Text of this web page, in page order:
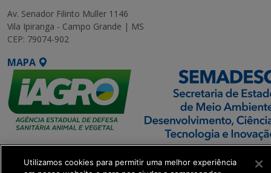
Av. Senador Filinto Muller 1146
Vila Ipiranga - Campo Grande | MS
CEP: 79074-902
MAPA
Executiva de
Utilizamos cookies para permitir uma melhor experiência